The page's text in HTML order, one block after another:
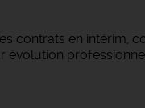
contrats en intérim,